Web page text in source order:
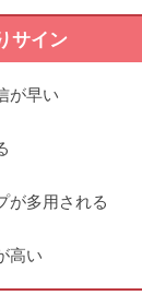
サイン
が早い
が多用される
高い